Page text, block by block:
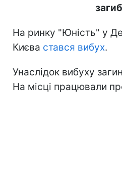
На ринку "Юність" у
Києва стався вибух.
Унаслідок вибуху
На місці працювали